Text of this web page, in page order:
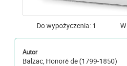
Do wypożyczenia: 1
Autor
Balzac, Honoré de (1799-1850)